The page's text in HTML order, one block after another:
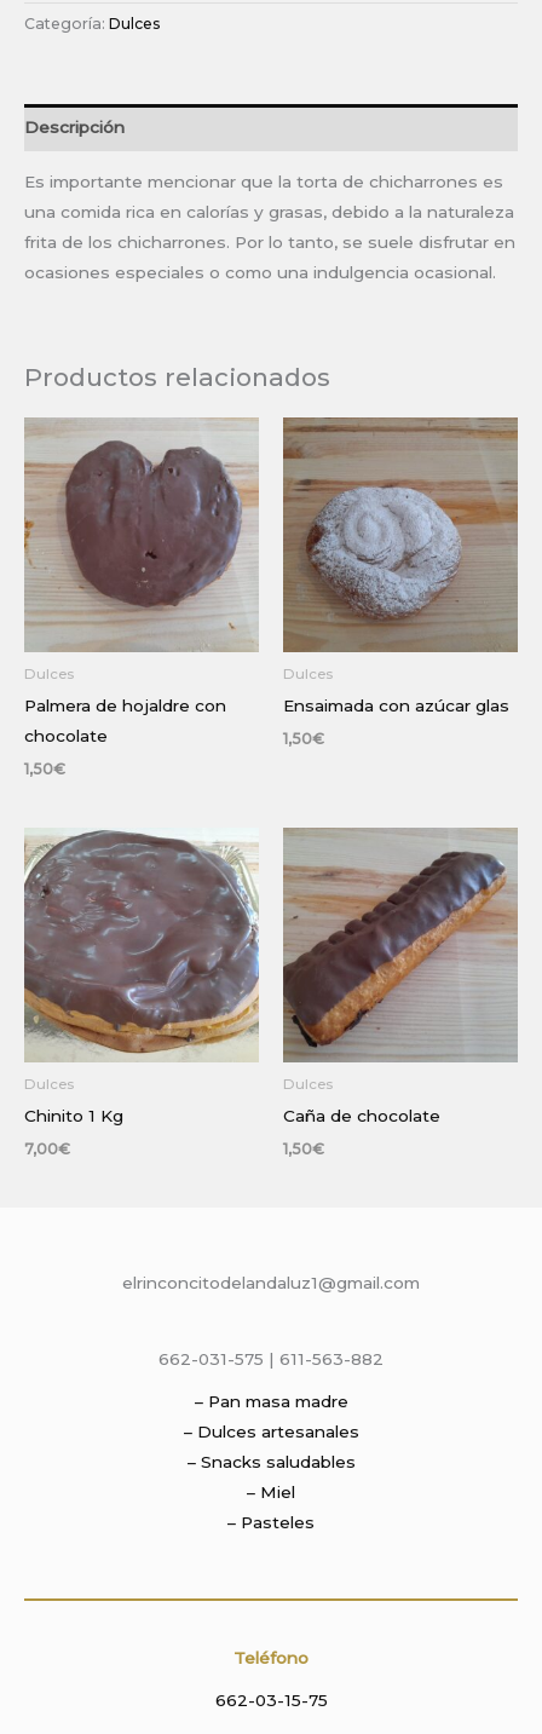
Categoría: Dulces
Descripción
Es importante mencionar que la torta de chicharrones es
una comida rica en calorías y grasas, debido a la naturaleza
frita de los chicharrones. Por lo tanto, se suele disfrutar en
ocasiones especiales o como una indulgencia ocasional.
Productos relacionados
Dulces
Palmera de hojaldre con
chocolate
1,50€
Dulces
Ensaimada con azúcar glas
1,50€
Dulces
Chinito 1 Kg
7,00€
Dulces
Caña de chocolate
1,50€
elrinconcitodelandaluz1@gmail.com
662-031-575 | 611-563-882
– Pan masa madre
– Dulces artesanales
– Snacks saludables
– Miel
– Pasteles
Teléfono
662-03-15-75